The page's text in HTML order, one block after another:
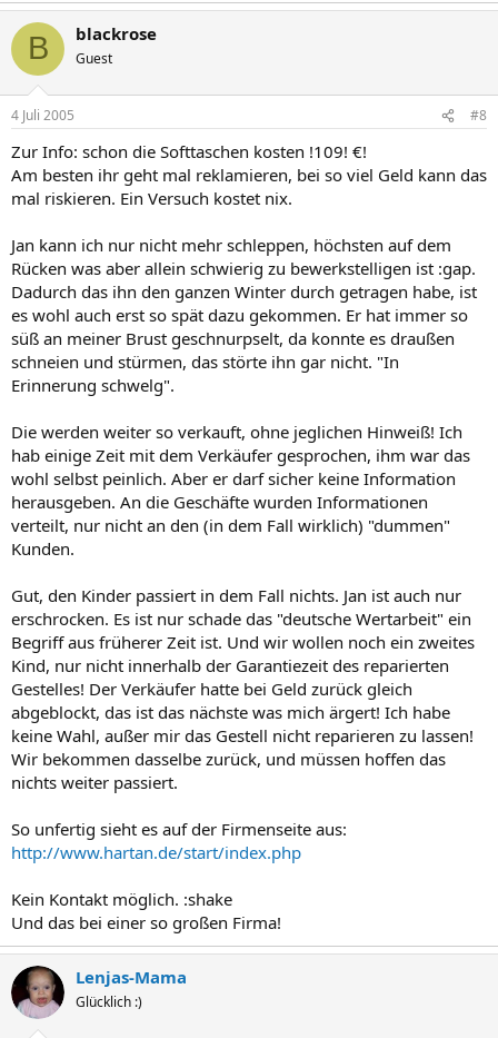
B blackrose
Guest
4 Juli 2005 #8
Zur Info: schon die Softtaschen kosten !109! €!
Am besten ihr geht mal reklamieren, bei so viel Geld kann das
mal riskieren. Ein Versuch kostet nix.
Jan kann ich nur nicht mehr schleppen, höchsten auf dem
Rücken was aber allein schwierig zu bewerkstelligen ist :gap.
Dadurch das ihn den ganzen Winter durch getragen habe, ist
es wohl auch erst so spät dazu gekommen. Er hat immer so
süß an meiner Brust geschnurpselt, da konnte es draußen
schneien und stürmen, das störte ihn gar nicht. "In
Erinnerung schwelg".
Die werden weiter so verkauft, ohne jeglichen Hinweiß! Ich
hab einige Zeit mit dem Verkäufer gesprochen, ihm war das
wohl selbst peinlich. Aber er darf sicher keine Information
herausgeben. An die Geschäfte wurden Informationen
verteilt, nur nicht an den (in dem Fall wirklich) "dummen"
Kunden.
Gut, den Kinder passiert in dem Fall nichts. Jan ist auch nur
erschrocken. Es ist nur schade das "deutsche Wertarbeit" ein
Begriff aus früherer Zeit ist. Und wir wollen noch ein zweites
Kind, nur nicht innerhalb der Garantiezeit des reparierten
Gestelles! Der Verkäufer hatte bei Geld zurück gleich
abgeblockt, das ist das nächste was mich ärgert! Ich habe
keine Wahl, außer mir das Gestell nicht reparieren zu lassen!
Wir bekommen dasselbe zurück, und müssen hoffen das
nichts weiter passiert.
So unfertig sieht es auf der Firmenseite aus:
http://www.hartan.de/start/index.php
Kein Kontakt möglich. :shake
Und das bei einer so großen Firma!
Lenjas-Mama
Glücklich :)